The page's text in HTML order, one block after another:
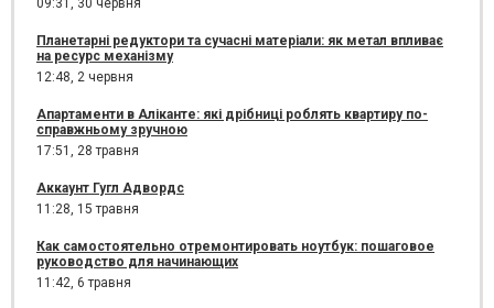
09:31, 30 червня
Планетарні редуктори та сучасні матеріали: як метал впливає
на ресурс механізму
12:48, 2 червня
Апартаменти в Аліканте: які дрібниці роблять квартиру по-
справжньому зручною
17:51, 28 травня
Аккаунт Гугл Адвордс
11:28, 15 травня
Как самостоятельно отремонтировать ноутбук: пошаговое
руководство для начинающих
11:42, 6 травня